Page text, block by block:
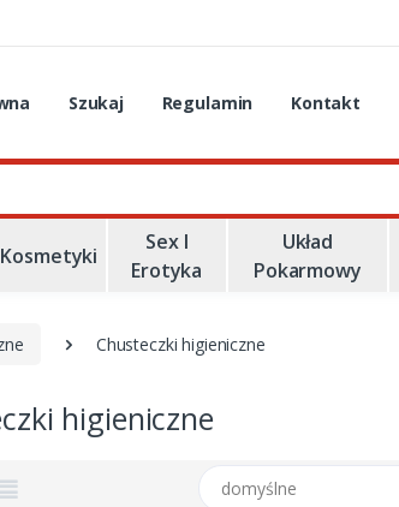
Szukaj Regulamin Kontakt
Kosmetyki
Sex I
Erotyka
Układ
Pokarmowy
Chusteczki higieniczne
higieniczne
domyślne